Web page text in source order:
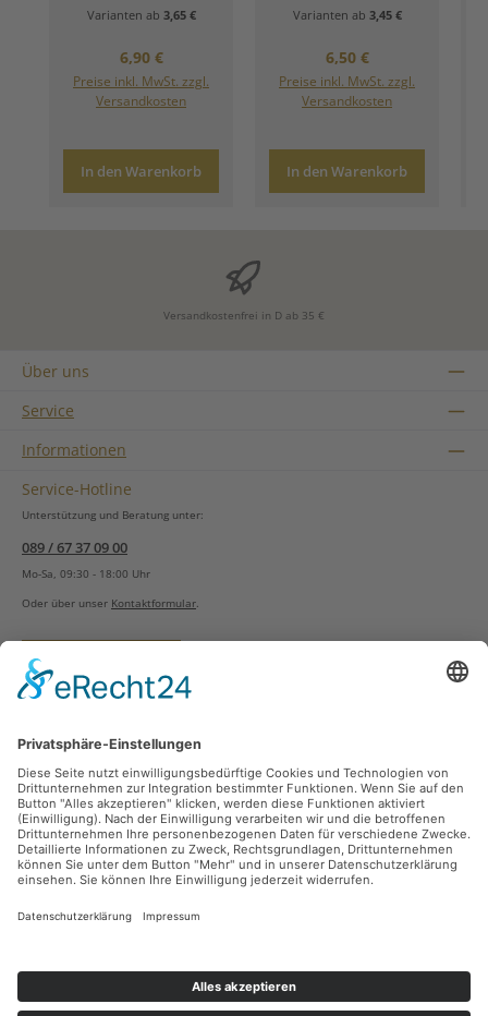
Varianten ab 3,65 €
Regulärer Preis:
6,90 €
Preise inkl. MwSt. zzgl.
Versandkosten
In den Warenkorb
Varianten ab 3,45 €
Regulärer Preis:
6,50 €
Preise inkl. MwSt. zzgl.
Versandkosten
In den Warenkorb
Versandkostenfrei in D ab 35 €
Über uns
Service
Informationen
Service-Hotline
Unterstützung und Beratung unter:
089 / 67 37 09 00
Mo-Sa, 09:30 - 18:00 Uhr
Oder über unser Kontaktformular.
Vertrag widerrufen
Zahlungsarten
Sicher Einkaufen
Ladengeschäft
Newsletter
Facebook Instagram